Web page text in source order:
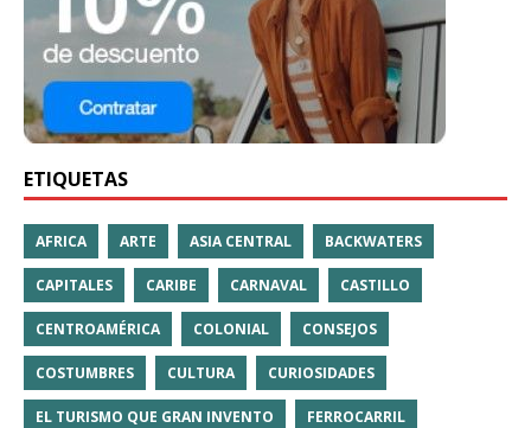
ETIQUETAS
AFRICA ARTE ASIA CENTRAL BACKWATERS
CAPITALES CARIBE CARNAVAL CASTILLO
CENTROAMÉRICA COLONIAL CONSEJOS
COSTUMBRES CULTURA CURIOSIDADES
EL TURISMO QUE GRAN INVENTO FERROCARRIL